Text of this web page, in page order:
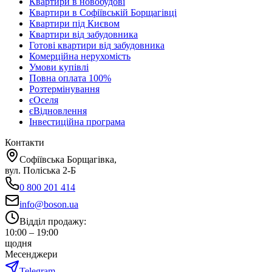
Квартири в Софіївській Борщагівці
Квартири під Києвом
Квартири від забудовника
Готові квартири від забудовника
Комерційна нерухомість
Умови купівлі
Повна оплата 100%
Розтермінування
єОселя
єВідновлення
Інвестиційна програма
Контакти
Софіївська Борщагівка,
вул. Поліська 2-Б
0 800 201 414
info@boson.ua
Відділ продажу:
10:00 – 19:00
щодня
Месенджери